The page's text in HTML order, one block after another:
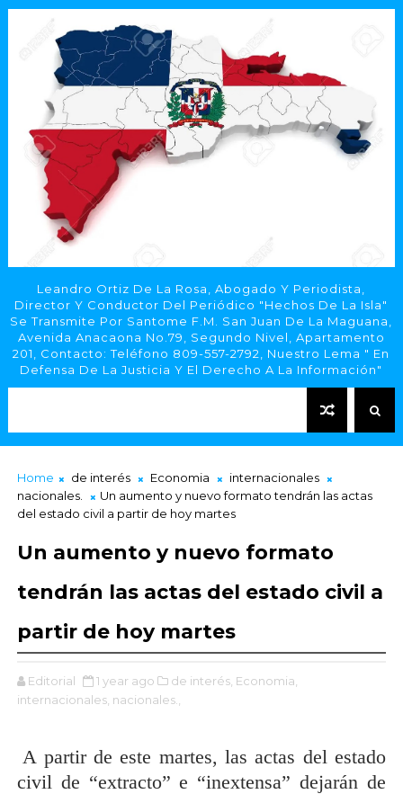
Leandro Ortiz De La Rosa, Abogado Y Periodista,
Director Y Conductor Del Periódico "Hechos De La Isla"
Se Transmite Por Santome F.M. San Juan De La Maguana,
Avenida Anacaona No.79, Segundo Nivel, Apartamento
201, Contacto: Teléfono 809-557-2792, Nuestro Lema " En
Defensa De La Justicia Y El Derecho A La Información"
Home de interés Economia
internacionales
nacionales.
Un aumento y nuevo formato tendrán las actas
del estado civil a partir de hoy martes
Un aumento y nuevo formato
tendrán las actas del estado civil a
partir de hoy martes
Editorial 1 year ago de interés, Economia,
internacionales, nacionales.,
A partir de este martes, las actas del estado
civil de “extracto” e “inextensa” dejarán de